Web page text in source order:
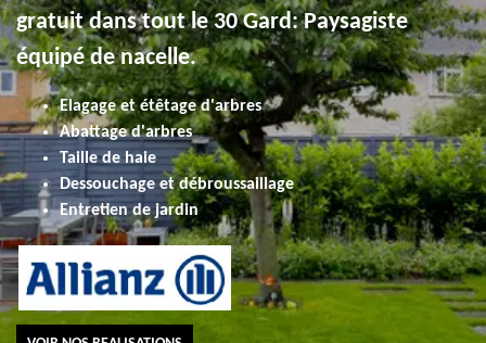
gratuit dans tout le 30 Gard: Paysagiste
équipé de nacelle.
Elagage et étêtage d'arbres
Abattage d'arbres
Taille de haie
Dessouchage et débroussaillage
Entretien de jardin